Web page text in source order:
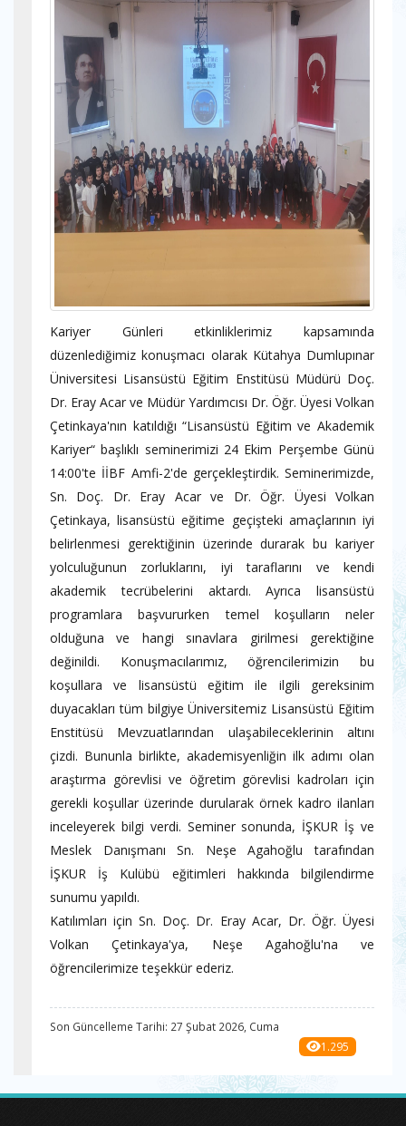
Kariyer Günleri etkinliklerimiz kapsamında
düzenlediğimiz konuşmacı olarak Kütahya Dumlupınar
Üniversitesi Lisansüstü Eğitim Enstitüsü Müdürü Doç.
Dr. Eray Acar ve Müdür Yardımcısı Dr. Öğr. Üyesi Volkan
Çetinkaya'nın katıldığı “Lisansüstü Eğitim ve Akademik
Kariyer“ başlıklı seminerimizi 24 Ekim Perşembe Günü
14:00'te İİBF Amfi-2'de gerçekleştirdik. Seminerimizde,
Sn. Doç. Dr. Eray Acar ve Dr. Öğr. Üyesi Volkan
Çetinkaya, lisansüstü eğitime geçişteki amaçlarının iyi
belirlenmesi gerektiğinin üzerinde durarak bu kariyer
yolculuğunun zorluklarını, iyi taraflarını ve kendi
akademik tecrübelerini aktardı. Ayrıca lisansüstü
programlara başvururken temel koşulların neler
olduğuna ve hangi sınavlara girilmesi gerektiğine
değinildi. Konuşmacılarımız, öğrencilerimizin bu
koşullara ve lisansüstü eğitim ile ilgili gereksinim
duyacakları tüm bilgiye Üniversitemiz Lisansüstü Eğitim
Enstitüsü Mevzuatlarından ulaşabileceklerinin altını
çizdi. Bununla birlikte, akademisyenliğin ilk adımı olan
araştırma görevlisi ve öğretim görevlisi kadroları için
gerekli koşullar üzerinde durularak örnek kadro ilanları
inceleyerek bilgi verdi. Seminer sonunda, İŞKUR İş ve
Meslek Danışmanı Sn. Neşe Agahoğlu tarafından
İŞKUR İş Kulübü eğitimleri hakkında bilgilendirme
sunumu yapıldı.
Katılımları için Sn. Doç. Dr. Eray Acar, Dr. Öğr. Üyesi
Volkan Çetinkaya'ya, Neşe Agahoğlu'na ve
öğrencilerimize teşekkür ederiz.
Son Güncelleme Tarihi: 27 Şubat 2026, Cuma
1.295